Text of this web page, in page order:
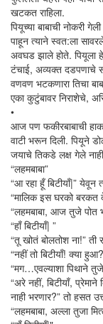
खटकत राहिला.
पियूच्या बाबाची नोकरी
पाहून त्याने स्वत:ला
अवघड झाले होते. पियूला
टंचाई, अव्यक्त दडपणाचे
वणवण भटकणारा तिचा
एका कुटुंबावर निराशेचे,
•
आज पण फकीरबाबाची
वाटी भरून दिली. पियूने
जयाचे तिकडे लक्ष गेले
“लहमबाबा”
“आ रहा हूँ बिटीयाँ|” येवून
“मालिक इस घरको बरकत
“लहमबाबा, आज तुजे पोत
“हाँ बिटीयाँ| ”
“तू खोतं बोलतोश ना!” ती
“नहीं तो बिटीयाँ! क्या
“मग…एवल्याशा पिथाने
“अरे नहीं, बिटीयाँ,
नाही भरणार?” तो हसत
“लहमबाबा, अल्ला तुजा